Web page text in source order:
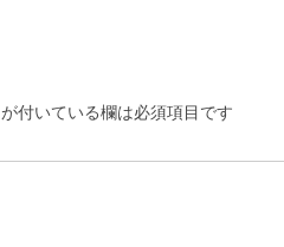
が付いている欄は必須項目です